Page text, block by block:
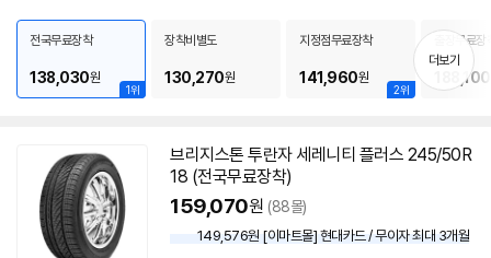
치
기
1위
전국무료장착
138,030원
장착비별도
130,270원
2위
지정점무료장착
141,960원
출장무료장
188,100
더보기
브리지스톤 투란자 세레니티 플러스 245/50R
18 (전국무료장착)
159,070원 (88몰)
149,576원 [이마트몰] 현대카드 / 무이자 최대 3개월